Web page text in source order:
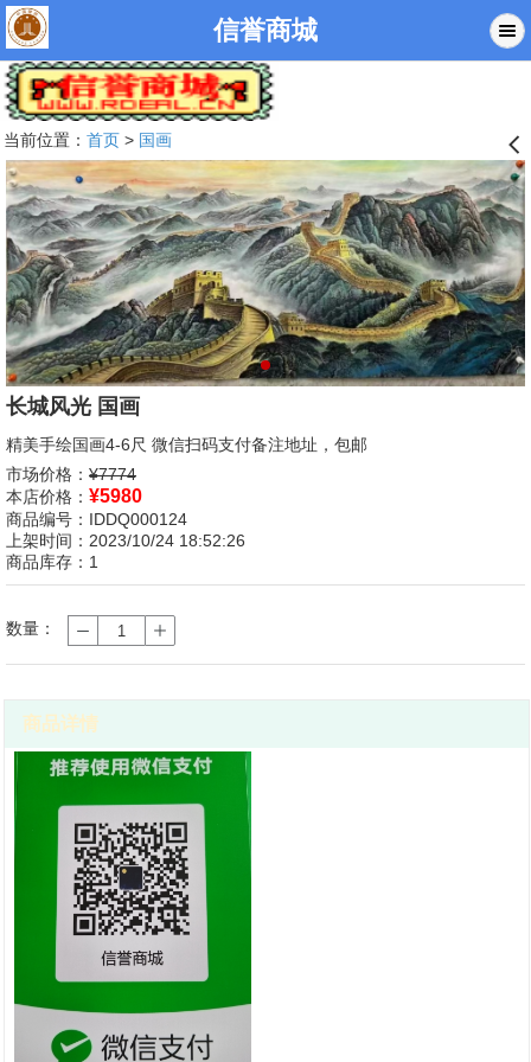
信誉商城
当前位置： 首页> 国画 󰊒
长城风光 国画
精美手绘国画4-6尺 微信扫码支付备注地址，包邮
市场价格： ¥7774
本店价格： ¥5980
商品编号：IDDQ000124
上架时间：2023/10/24 18:52:26
商品库存：1
数量：
商品详情